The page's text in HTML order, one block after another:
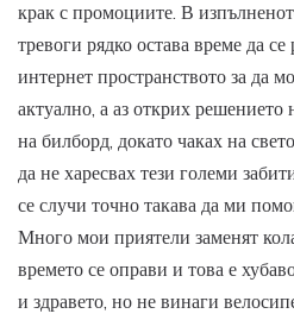
крак с промоциите. В
тревоги рядко остава време да
интернет пространството за да
актуално, а аз открих
на билборд, докато чаках на
да не харесвах тези големи
се случи точно такава да ми
Много мои приятели заменят
времето се оправи и това е
и здравето, но не винаги